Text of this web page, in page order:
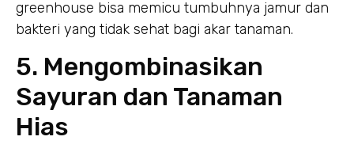
greenhouse bisa memicu tumbuhnya jamur dan
bakteri yang tidak sehat bagi akar tanaman.
5. Mengombinasikan
Sayuran dan Tanaman
Hias